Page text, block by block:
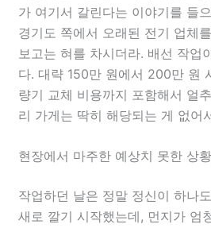
가 여기서 갈린다는 이야기를 들
경기도 쪽에서 오래된 전기 업체
보고는 혀를 차시더라. 배선 작
다. 대략 150만 원에서 200만 원
량기 교체 비용까지 포함해서 얼
리 가게는 딱히 해당되는 게 없어
현장에서 마주한 예상치 못한 상황
작업하던 날은 정말 정신이 하나
새로 깔기 시작했는데, 먼지가 엄